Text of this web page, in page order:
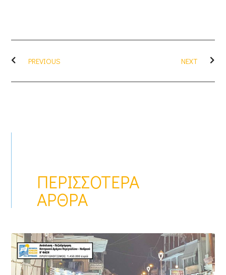
PREVIOUS NEXT
ΠΕΡΙΣΣΌΤΕΡΑ
ΆΡΘΡΑ